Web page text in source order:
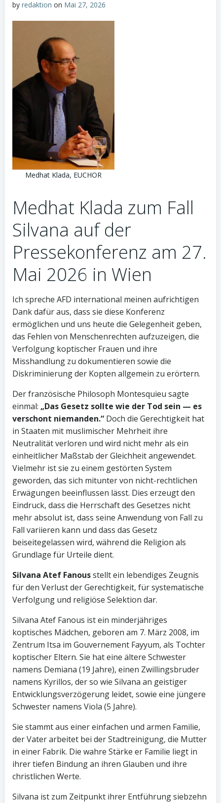
by redaktion on Mai 27, 2026
Medhat Klada, EUCHOR
Medhat Klada zum Fall
Silvana auf der
Pressekonferenz am 27.
Mai 2026 in Wien
Ich spreche AFD international meinen aufrichtigen
Dank dafür aus, dass sie diese Konferenz
ermöglichen und uns heute die Gelegenheit geben,
das Fehlen von Menschenrechten aufzuzeigen, die
Verfolgung koptischer Frauen und ihre
Misshandlung zu dokumentieren sowie die
Diskriminierung der Kopten allgemein zu erörtern.
Der französische Philosoph Montesquieu sagte
einmal: „Das Gesetz sollte wie der Tod sein — es
verschont niemanden.“ Doch die Gerechtigkeit hat
in Staaten mit muslimischer Mehrheit ihre
Neutralität verloren und wird nicht mehr als ein
einheitlicher Maßstab der Gleichheit angewendet.
Vielmehr ist sie zu einem gestörten System
geworden, das sich mitunter von nicht-rechtlichen
Erwägungen beeinflussen lässt. Dies erzeugt den
Eindruck, dass die Herrschaft des Gesetzes nicht
mehr absolut ist, dass seine Anwendung von Fall zu
Fall variieren kann und dass das Gesetz
beiseitegelassen wird, während die Religion als
Grundlage für Urteile dient.
Silvana Atef Fanousstellt ein lebendiges Zeugnis
für den Verlust der Gerechtigkeit, für systematische
Verfolgung und religiöse Selektion dar.
Silvana Atef Fanous ist ein minderjähriges
koptisches Mädchen, geboren am 7. März 2008, im
Zentrum Itsa im Gouvernement Fayyum, als Tochter
koptischer Eltern. Sie hat eine ältere Schwester
namens Demiana (19 Jahre), einen Zwillingsbruder
namens Kyrillos, der so wie Silvana an geistiger
Entwicklungsverzögerung leidet, sowie eine jüngere
Schwester namens Viola (5 Jahre).
Sie stammt aus einer einfachen und armen Familie,
der Vater arbeitet bei der Stadtreinigung, die Mutter
in einer Fabrik. Die wahre Stärke er Familie liegt in
ihrer tiefen Bindung an ihren Glauben und ihre
christlichen Werte.
Silvana ist zum Zeitpunkt ihrer Entführung siebzehn